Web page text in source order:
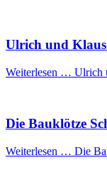
Ulrich und
Weiterlesen … Ulrich
Die Bauklötze
Weiterlesen … Die